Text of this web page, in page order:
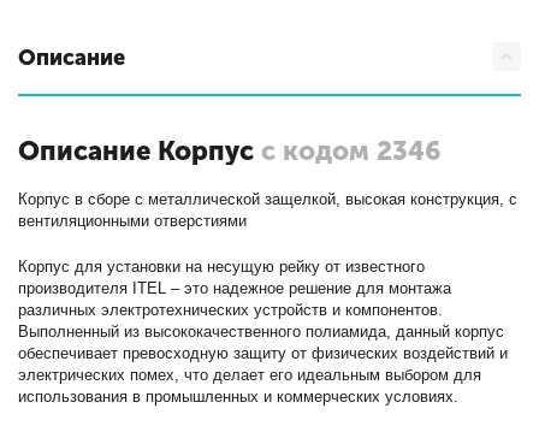
Описание
Описание Корпус с кодом 2346
Корпус в сборе с металлической защелкой, высокая конструкция, с
вентиляционными отверстиями
Корпус для установки на несущую рейку от известного
производителя ITEL – это надежное решение для монтажа
различных электротехнических устройств и компонентов.
Выполненный из высококачественного полиамида, данный корпус
обеспечивает превосходную защиту от физических воздействий и
электрических помех, что делает его идеальным выбором для
использования в промышленных и коммерческих условиях.